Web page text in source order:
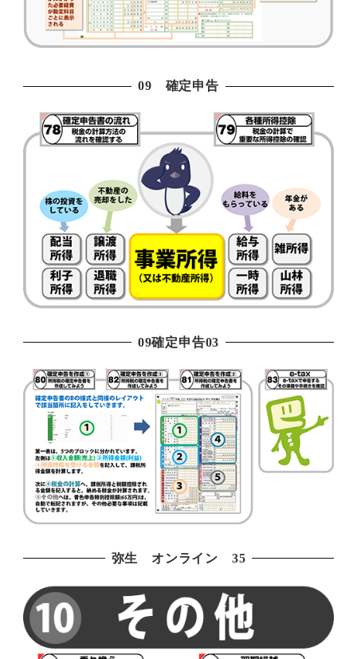
09 確定申告
09確定申告03
弥生 オンライン 35